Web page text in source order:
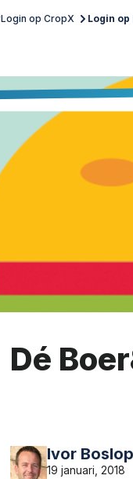
Login op CropX Login op
Dé
Ivor
19 januari, 2018